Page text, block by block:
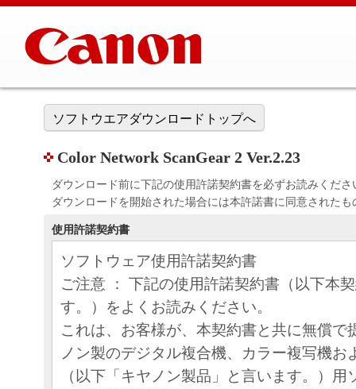
ソフトウエアダウンロードトップへ
Color Network ScanGear 2 Ver.2.23
ダウンロード前に下記の使用許諾契約書を必ずお読みくださ
ダウンロードを開始された場合には本許諾書に同意された
使用許諾契約書
ソフトウェア使用許諾契約書
ご注意 ： 下記の使用許諾契約書（以下本
す。）をよくお読みください。
これは、お客様が、本契約書と共に無償で
ノン製のデジタル複合機、カラー複写機お
（以下「キヤノン製品」と言います。）用